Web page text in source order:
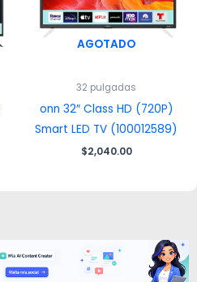
AGOTADO
32 pulgadas
onn 32″ Class HD (720P)
Smart LED TV (100012589)
$2,040.00